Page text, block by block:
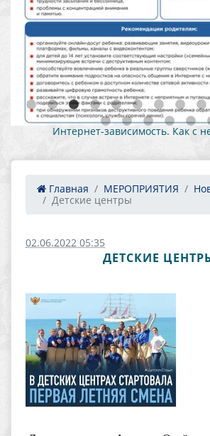
Интернет-зависимость. Как с
Главная МЕРОПРИЯТИЯ
Детские центры
02.06.2022 05:35
ДЕТСКИЕ